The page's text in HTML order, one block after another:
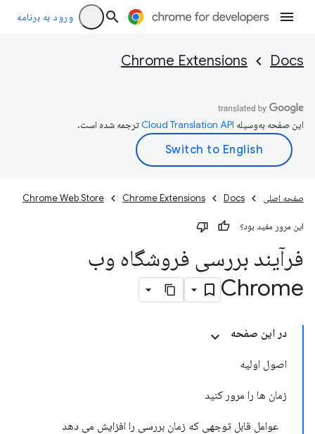
ورود به برنامه
Docs
Chrome Extensions
این صفحه به‌وسیله ترجمه شده است.
صفحه اصلی Docs
Chrome Extensions
Chrome Web Store
این مرور مفید بود؟
فرآیند بررسی فروشگاه وب
Chrome
در این صفحه
اصول اولیه
زمان ها را مرور کنید
عوامل قابل توجهی که زمان بررسی را افزایش می دهد